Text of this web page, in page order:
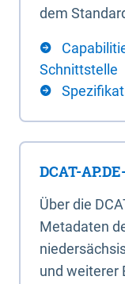
dem
Schnittstelle
DCAT-
Über die
Metadaten
und weiterer